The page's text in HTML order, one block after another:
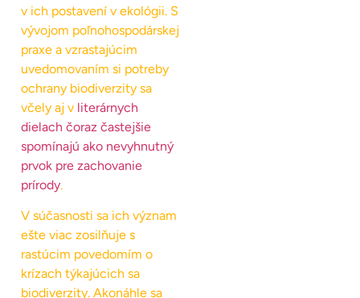
v ich postavení v ekológii. S
vývojom poľnohospodárskej
praxe a vzrastajúcim
uvedomovaním si potreby
ochrany biodiverzity sa
včely aj v literárnych
dielach čoraz častejšie
spomínajú ako nevyhnutný
prvok pre zachovanie
prírody.
V súčasnosti sa ich význam
ešte viac zosilňuje s
rastúcim povedomím o
krízach týkajúcich sa
biodiverzity. Akonáhle sa